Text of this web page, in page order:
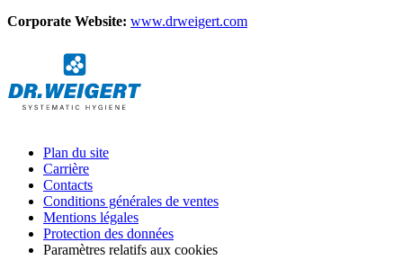
Corporate Website: www.drweigert.com
Plan du site
Carrière
Contacts
Conditions générales de ventes
Mentions légales
Protection des données
Paramètres relatifs aux cookies